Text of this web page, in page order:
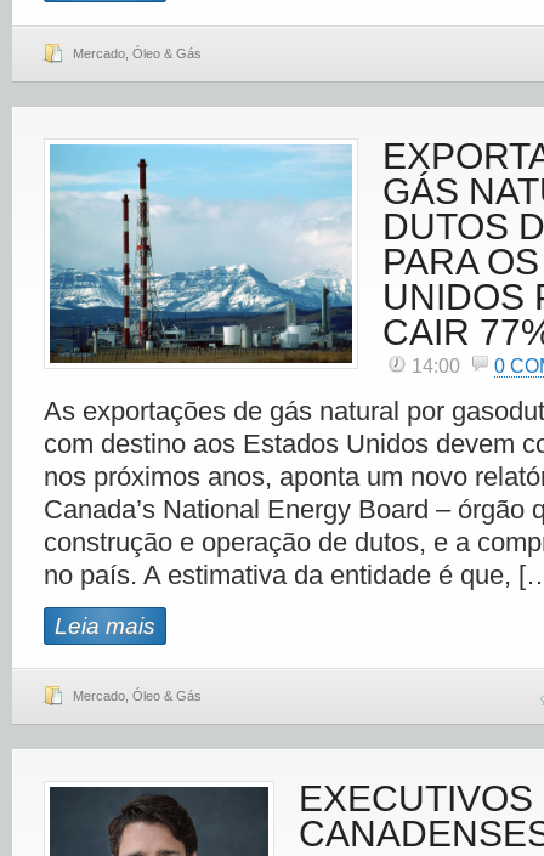
Mercado Óleo & Gás
GÁS
DUTOS
PARA
UNIDOS
CAIR
14:00 0
As exportações de gás natural por
com destino aos Estados Unidos devem
nos próximos anos, aponta um novo
Canada’s National Energy Board – órgão
construção e operação de dutos, e a
no país. A estimativa da entidade é que,
Leia mais
Mercado Óleo & Gás
EXECUTIVOS